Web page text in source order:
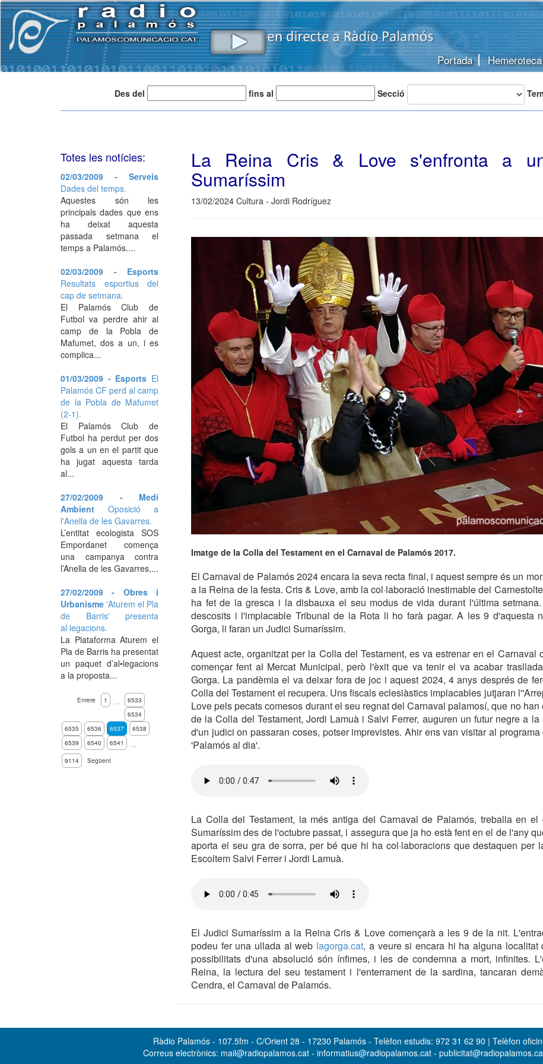
Portada Hemeroteca
Des del fins al Secció
La Reina Cris & Love s'enfronta a
Sumaríssim
13/02/2024 Cultura - Jordi Rodríguez
Imatge de la Colla del Testament en el Carnaval de Palamós 2017.
El Carnaval de Palamós 2024 encara la seva recta final, i aquest sempre és un
a la Reina de la festa. Cris & Love, amb la col·laboració inestimable del
ha fet de la gresca i la disbauxa el seu modus de vida durant l'última
descosits i l'implacable Tribunal de la Rota li ho farà pagar. A les 9 d'aquesta
Gorga, li faran un Judici Sumaríssim.
Aquest acte, organitzat per la Colla del Testament, es va estrenar en el Carnaval
començar fent al Mercat Municipal, però l'èxit que va tenir el va acabar
Gorga. La pandèmia el va deixar fora de joc i aquest 2024, 4 anys després de
Colla del Testament el recupera. Uns fiscals eclesiàstics implacables jutjaran
Love pels pecats comesos durant el seu regnat del Carnaval palamosí, que no han
de la Colla del Testament, Jordi Lamuà i Salvi Ferrer, auguren un futur negre a
d'un judici on passaran coses, potser imprevistes. Ahir ens van visitar al
'Palamós al dia'.
La Colla del Testament, la més antiga del Carnaval de Palamós, treballa en
Sumaríssim des de l'octubre passat, i assegura que ja ho està fent en el de l'any
aporta el seu gra de sorra, per bé que hi ha col·laboracions que destaquen per
Escoltem Salvi Ferrer i Jordi Lamuà.
El Judici Sumaríssim a la Reina Cris & Love començarà a les 9 de la nit.
podeu fer una ullada al web lagorga.cat, a veure si encara hi ha alguna localitat
possibilitats d'una absolució són ínfimes, i les de condemna a mort, infinites.
Reina, la lectura del seu testament i l'enterrament de la sardina, tancaran
Cendra, el Carnaval de Palamós.
Totes les notícies:
02/03/2009 - Serveis
Dades del temps.
Aquestes són les
principals dades que ens
ha deixat aquesta
passada setmana el
temps a Palamós....
02/03/2009 - Esports
Resultats esportius del
cap de setmana.
El Palamós Club de
Futbol va perdre ahir al
camp de la Pobla de
Mafumet, dos a un, i es
complica...
01/03/2009 - Esports El
Palamós CF perd al camp
de la Pobla de Mafumet
(2-1).
El Palamós Club de
Futbol ha perdut per dos
gols a un en el partit que
ha jugat aquesta tarda
al...
27/02/2009 - Medi
Ambient Oposició a
l'Anella de les Gavarres.
L’entitat ecologista SOS
Empordanet comença
una campanya contra
l’Anella de les Gavarres,...
27/02/2009 - Obres i
Urbanisme 'Aturem el Pla
de Barris' presenta
al·legacions.
La Plataforma Aturem el
Pla de Barris ha presentat
un paquet d’al•legacions
a la proposta...
Enrere 1 …
6533
6534
6535
6536 6537
6538
6539
6540 6541
…
9114
Següent
Ràdio Palamós - 107.5fm - C/Orient 28 - 17230 Palamós - Telèfon estudis: 972 31 62 90 | Telèfon
Correus electrònics: mail@radiopalamos.cat - informatius@radiopalamos.cat -